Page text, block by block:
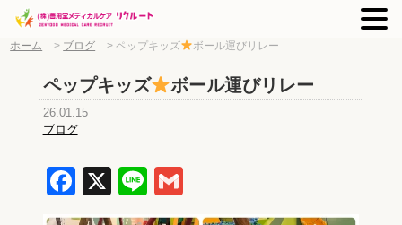
ホーム > ブログ > ペップキッズ ボール運びリレー
ペップキッズ ボール運びリレー
26.01.15
ブログ
Facebook
X Line